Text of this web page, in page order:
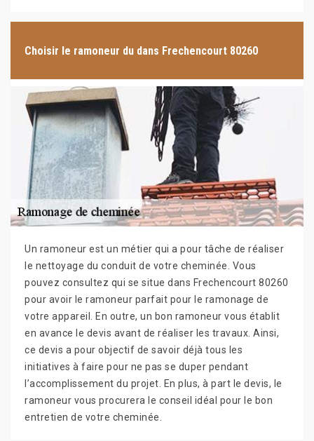
Choisir le ramoneur du dans Frechencourt 80260
Un ramoneur est un métier qui a pour tâche de réaliser
le nettoyage du conduit de votre cheminée. Vous
pouvez consultez qui se situe dans Frechencourt 80260
pour avoir le ramoneur parfait pour le ramonage de
votre appareil. En outre, un bon ramoneur vous établit
en avance le devis avant de réaliser les travaux. Ainsi,
ce devis a pour objectif de savoir déjà tous les
initiatives à faire pour ne pas se duper pendant
l’accomplissement du projet. En plus, à part le devis, le
ramoneur vous procurera le conseil idéal pour le bon
entretien de votre cheminée.